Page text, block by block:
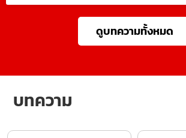
ดูบทความทั้งหมด
บทความ